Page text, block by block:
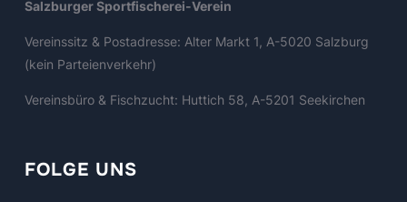
Salzburger Sportfischerei-Verein
Vereinssitz & Postadresse: Alter Markt 1, A-5020 Salzburg
(kein Parteienverkehr)
Vereinsbüro & Fischzucht: Huttich 58, A-5201 Seekirchen
FOLGE UNS